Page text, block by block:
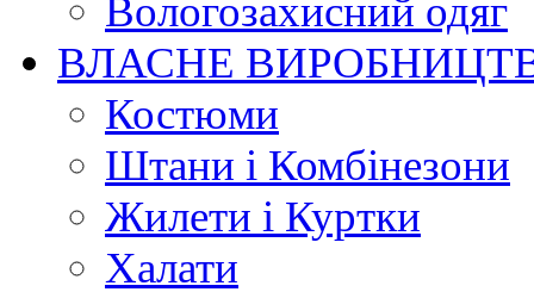
Вологозахисний одяг
ВЛАСНЕ
Костюми
Штани і Комбінезони
Жилети і Куртки
Халати